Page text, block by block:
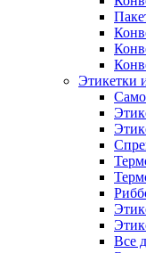
Этикетки
Все